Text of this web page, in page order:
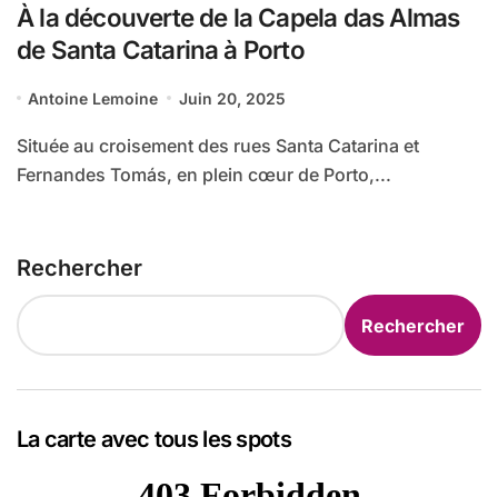
À la découverte de la Capela das Almas
de Santa Catarina à Porto
Antoine Lemoine Juin 20, 2025
Située au croisement des rues Santa Catarina et
Fernandes Tomás, en plein cœur de Porto,...
Rechercher
Rechercher
La carte avec tous les spots